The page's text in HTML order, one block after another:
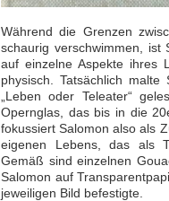
Während die Grenzen
schaurig verschwimmen, ist
auf einzelne Aspekte ihres
physisch. Tatsächlich
„Leben oder Teleater“
Opernglas, das bis in die
fokussiert Salomon also als
eigenen Lebens, das als
Gemäß sind einzelnen
Salomon auf
jeweiligen Bild befestigte.